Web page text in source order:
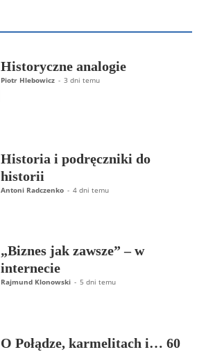
Historyczne analogie
Piotr Hlebowicz - 3 dni temu
Historia i podręczniki do
historii
Antoni Radczenko - 4 dni temu
„Biznes jak zawsze” – w
internecie
Rajmund Klonowski - 5 dni temu
O Połądze, karmelitach i… 60